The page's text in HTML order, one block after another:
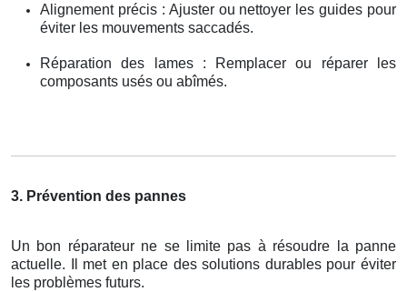
Alignement précis : Ajuster ou nettoyer les guides pour
éviter les mouvements saccadés.
Réparation des lames : Remplacer ou réparer les
composants usés ou abîmés.
3. Prévention des pannes
Un bon réparateur ne se limite pas à résoudre la panne
actuelle. Il met en place des solutions durables pour éviter
les problèmes futurs.